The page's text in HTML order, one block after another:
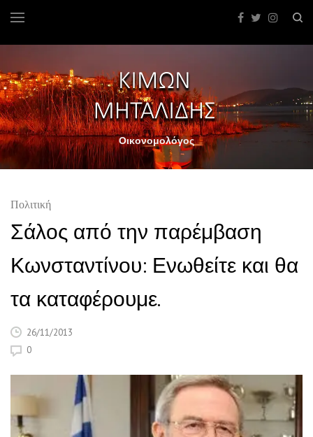
Οικονομολόγος
Πολιτική
Σάλος από την παρέμβαση
Κωνσταντίνου: Ενωθείτε και θα
τα καταφέρουμε.
26/11/2013
0